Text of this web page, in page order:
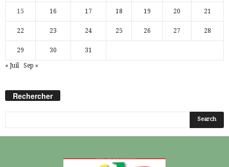
15 16 17 18 19 20 21
22 23 24 25 26 27 28
29 30 31
« Juil Sep »
Rechercher